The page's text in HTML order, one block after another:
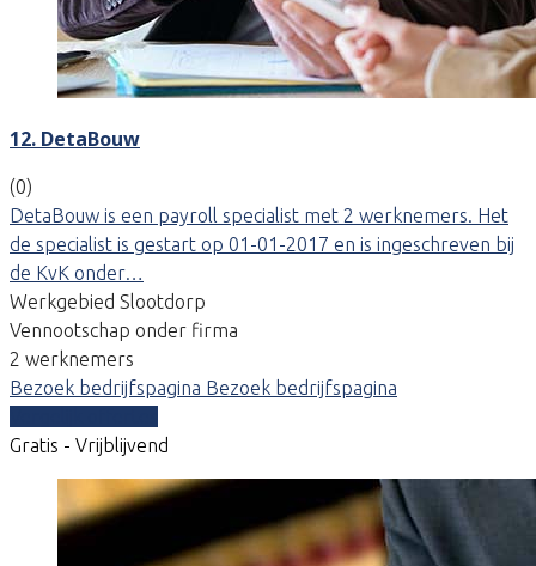
12. DetaBouw
(0)
DetaBouw is een payroll specialist met 2 werknemers. Het
de specialist is gestart op 01-01-2017 en is ingeschreven bij
de KvK onder…
Werkgebied Slootdorp
Vennootschap onder firma
2 werknemers
Bezoek bedrijfspagina Bezoek bedrijfspagina
Gratis - Vrijblijvend